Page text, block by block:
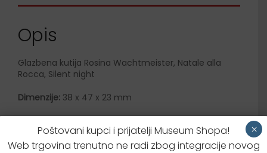
Opis
Glazbena kutija Rosina Wachtmeister, Natale alla
Rocca, Silent night
Dimenzije: 38 x 47 x 23 mm
Dodatne informacije
Poštovani kupci i prijatelji Museum Shopa!
Web trgovina trenutno ne radi zbog integracije novog
×